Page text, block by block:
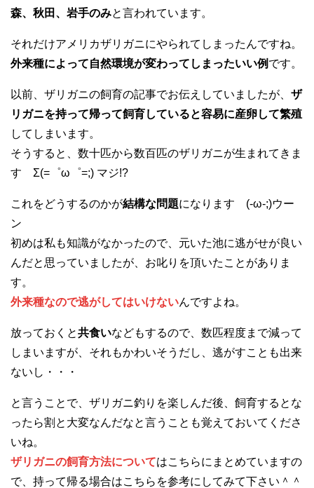
森、秋田、岩手のみと言われています。
それだけアメリカザリガニにやられてしまったんですね。
外来種によって自然環境が変わってしまったいい例 です。
以前、ザリガニの飼育の記事でお伝えしていましたが、 ザ
リガニを持って帰って飼育していると容易に産卵して繁殖
してしまいます。
そうすると、数十匹から数百匹のザリガニが生まれてきま
す Σ(=゜ω゜=;) マジ!?
これをどうするのかが結構な問題になります (-ω-;)ウー
ン
初めは私も知識がなかったので、元いた池に逃がせが良い
んだと思っていましたが、お叱りを頂いたことがありま
す。
外来種なので逃がしてはいけないんですよね。
放っておくと共食いなどもするので、数匹程度まで減って
しまいますが、それもかわいそうだし、逃がすことも出来
ないし・・・
と言うことで、ザリガニ釣りを楽しんだ後、飼育するとな
ったら割と大変なんだなと言うことも覚えておいてくださ
いね。
ザリガニの飼育方法についてはこちらにまとめていますの
で、持って帰る場合はこちらを参考にしてみて下さい＾＾